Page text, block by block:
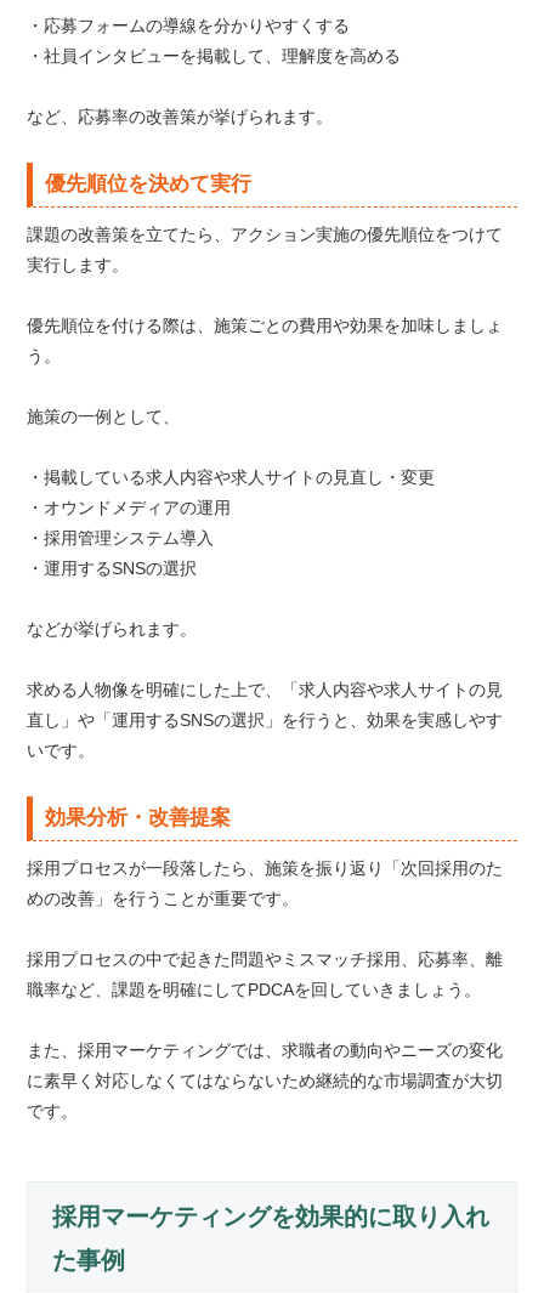
・応募フォームの導線を分かりやすくする
・社員インタビューを掲載して、理解度を高める
など、応募率の改善策が挙げられます。
優先順位を決めて実行
課題の改善策を立てたら、アクション実施の優先順位をつけて
実行します。
優先順位を付ける際は、施策ごとの費用や効果を加味しましょ
う。
施策の一例として、
・掲載している求人内容や求人サイトの見直し・変更
・オウンドメディアの運用
・採用管理システム導入
・運用するSNSの選択
などが挙げられます。
求める人物像を明確にした上で、「求人内容や求人サイトの見
直し」や「運用するSNSの選択」を行うと、効果を実感しやす
いです。
効果分析・改善提案
採用プロセスが一段落したら、施策を振り返り「次回採用のた
めの改善」を行うことが重要です。
採用プロセスの中で起きた問題やミスマッチ採用、応募率、離
職率など、課題を明確にしてPDCAを回していきましょう。
また、採用マーケティングでは、求職者の動向やニーズの変化
に素早く対応しなくてはならないため継続的な市場調査が大切
です。
採用マーケティングを効果的に取り入れ
た事例